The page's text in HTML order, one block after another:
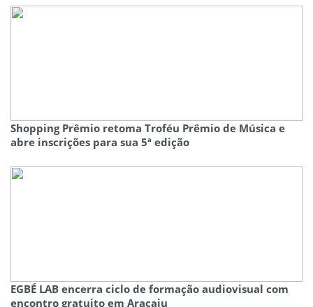
Shopping Prêmio retoma Troféu Prêmio de Música e
abre inscrições para sua 5ª edição
EGBÉ LAB encerra ciclo de formação audiovisual com
encontro gratuito em Aracaju